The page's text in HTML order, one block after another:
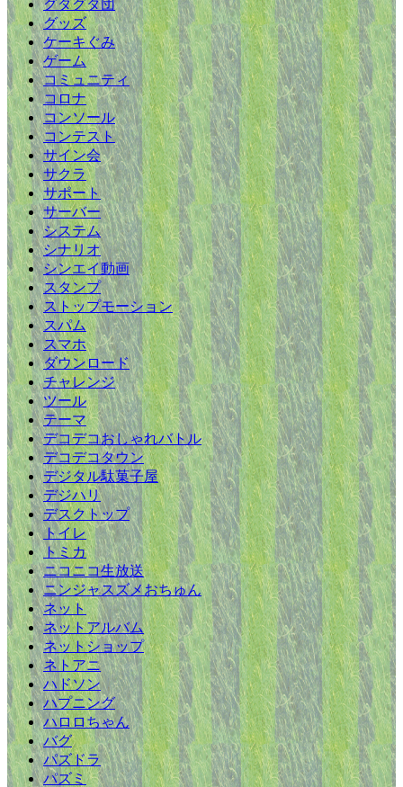
グダグダ団
グッズ
ケーキぐみ
ゲーム
コミュニティ
コロナ
コンソール
コンテスト
サイン会
サクラ
サポート
サーバー
システム
シナリオ
シンエイ動画
スタンプ
ストップモーション
スパム
スマホ
ダウンロード
チャレンジ
ツール
テーマ
デコデコおしゃれバトル
デコデコタウン
デジタル駄菓子屋
デジハリ
デスクトップ
トイレ
トミカ
ニコニコ生放送
ニンジャスズメおちゅん
ネット
ネットアルバム
ネットショップ
ネトアニ
ハドソン
ハプニング
ハロロちゃん
バグ
パズドラ
パズミ